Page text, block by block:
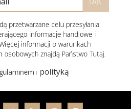
przetwarzane celu przesyłania
informacje handlowe i
informacji o warunkach
osobowych znajdą Państwo Tutaj.
i polityką